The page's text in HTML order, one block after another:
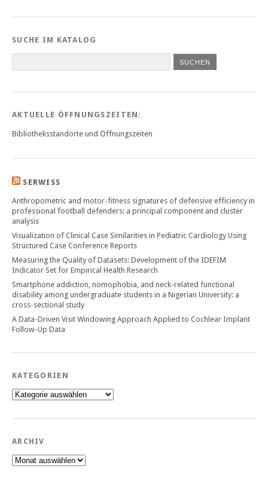
SUCHE IM KATALOG
SUCHEN
AKTUELLE ÖFFNUNGSZEITEN:
Bibliotheksstandorte und Öffnungszeiten
SERWISS
Anthropometric and motor-fitness signatures of defensive efficiency in
professional football defenders: a principal component and cluster
analysis
Visualization of Clinical Case Similarities in Pediatric Cardiology Using
Structured Case Conference Reports
Measuring the Quality of Datasets: Development of the IDEFIM
Indicator Set for Empirical Health Research
Smartphone addiction, nomophobia, and neck-related functional
disability among undergraduate students in a Nigerian University: a
cross-sectional study
A Data-Driven Visit Windowing Approach Applied to Cochlear Implant
Follow-Up Data
KATEGORIEN
Kategorien
ARCHIV
Archiv